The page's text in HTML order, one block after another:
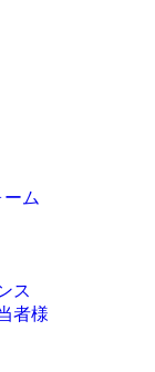
ム
ス
者様